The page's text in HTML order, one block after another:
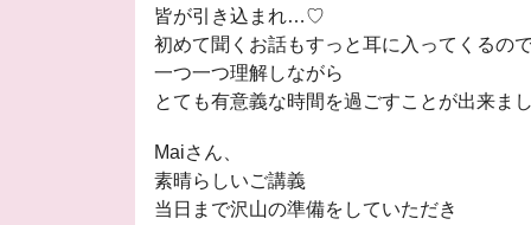
皆が引き込まれ…♡
初めて聞くお話もすっと耳に入ってくるの
一つ一つ理解しながら
とても有意義な時間を過ごすことが出来ま
Maiさん、
素晴らしいご講義
当日まで沢山の準備をしていただき